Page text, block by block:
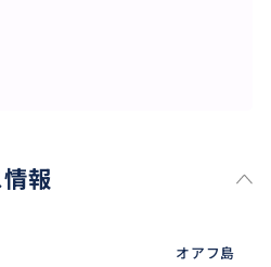
報
オアフ島